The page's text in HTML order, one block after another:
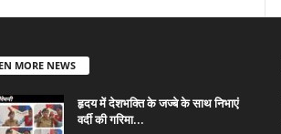
MORE NEWS
हृदय में देशभक्ति के जज्बे के साथ निभाएं
वर्दी की गरिमा...